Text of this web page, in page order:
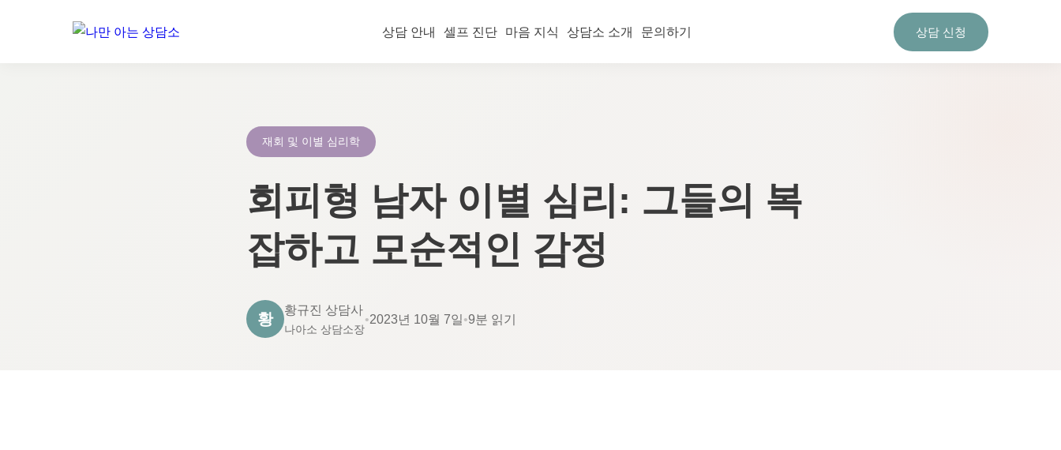
상담 안내 셀프 진단 마음 지식 상담소 소개 문의하기 상담 신청
재회 및 이별 심리학
회피형 남자 이별 심리: 그들의 복
잡하고 모순적인 감정
황
황규진 상담사
나아소 상담소장
•2023년 10월 7일•9분 읽기